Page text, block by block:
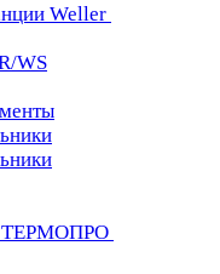
Weller
WS
ТЕРМОПРО